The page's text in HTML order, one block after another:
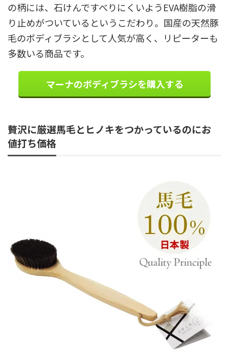
の柄には、石けんですべりにくいようEVA樹脂の滑
り止めがついているというこだわり。国産の天然豚
毛のボディブラシとして人気が高く、リピーターも
多数いる商品です。
マーナのボディブラシを購入する
贅沢に厳選馬毛とヒノキをつかっているのにお
値打ち価格